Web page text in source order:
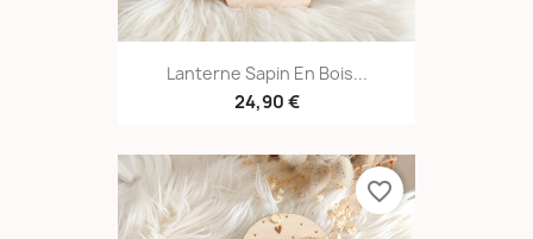
Lanterne Sapin En Bois...
24,90 €
favorite_border